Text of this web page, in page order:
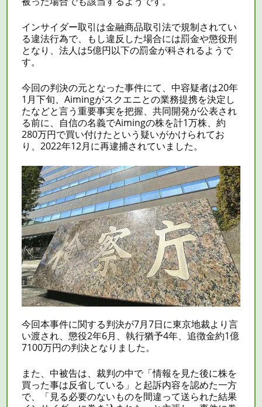
インサイダー取引は金融商品取引法で規制されてい
る違法行為で、もし違反した場合には罰金や懲役刑
となり、法人は5億円以下の罰金が科されるようで
す。
今回の判決の元となった事件にて、中容疑者は20年
1月下旬、Aimingがスクエニとの業務提携を決定し
たなどと言う重要事実を把握、共同開発が公表され
る前に、自信の名義でAimingの株を計1万株、約
280万円で買い付けたという疑いがかけられてお
り、2022年12月に再逮捕されていました。
今回本事件に関する判決が7月7日に東京地裁より言
い渡され、懲役2年6月、執行猶予4年、追徴金約1億
7100万円の判決となりました。
また、中被告は、裁判の中で「情報を見た後に株を
買った事は反省している」と起訴内容を認めた一方
で、「見る必要のないものを間違って送られた結果